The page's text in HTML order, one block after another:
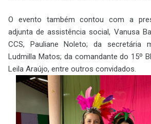
O evento também contou com a
adjunta de assistência social, Vanusa
CCS, Pauliane Noleto; da secretária
Ludmilla Matos; da comandante do 15º
Leila Araújo, entre outros convidados.